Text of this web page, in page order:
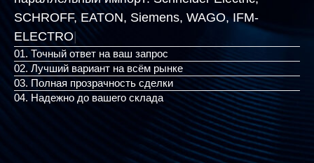
параллельный импорт:
Schneider Electric,
SCHROFF, EATON, Siemens, WAGO,
01. Точный ответ на ваш запрос
02. Лучший вариант на всём рынке
03. Полная прозрачность сделки
04. Надежно до вашего склада